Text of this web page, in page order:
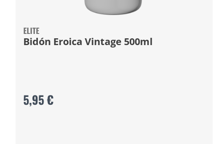
ELITE
Bidón Eroica Vintage 500ml
5,95 €